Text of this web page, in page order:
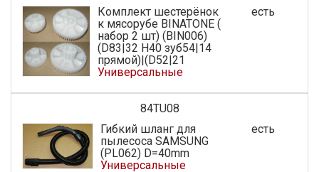
Комплект шестерёнок
к мясорубе BINATONE (
набор 2 шт) (BIN006)
(D83|32 H40 зуб54|14
прямой)|(D52|21
Универсальные
есть
84TU08
Гибкий шланг для
пылесоса SAMSUNG
(PL062) D=40mm
Универсальные
есть